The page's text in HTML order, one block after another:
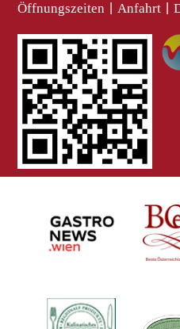
Öffnungszeiten Anfahrt